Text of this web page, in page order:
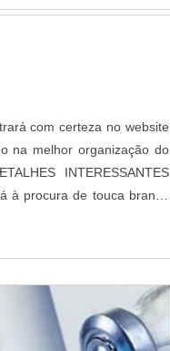
com certeza no website
na melhor organização do
INTERESSANTES
à procura de touca branca
seus serviços, consegue
hospitalar descartável